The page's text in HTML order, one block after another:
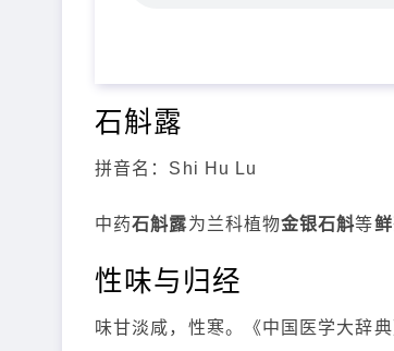
石斛露
拼音名：Shi Hu Lu
中药石斛露为兰科植物金银石斛等
性味与归经
味甘淡咸，性寒。《中国医学大辞典